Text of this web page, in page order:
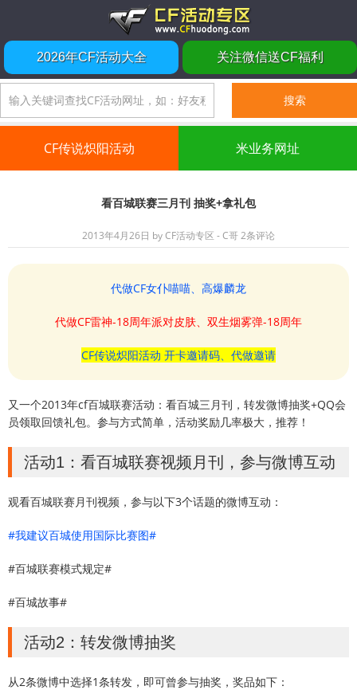
2026年CF活动大全 关注微信送CF福利
CF传说炽阳活动 米业务网址
看百城联赛三月刊 抽奖+拿礼包
2013年4月26日 byCF活动专区 - C哥2条评论
代做CF女仆喵喵、高爆麟龙
代做CF雷神-18周年派对皮肤、双生烟雾弹-18周年
CF传说炽阳活动 开卡邀请码、代做邀请
又一个2013年cf百城联赛活动：看百城三月刊，转发微博抽奖+QQ会
员领取回馈礼包。参与方式简单，活动奖励几率极大，推荐！
活动1：看百城联赛视频月刊，参与微博互动
观看百城联赛月刊视频，参与以下3个话题的微博互动：
#我建议百城使用国际比赛图#
#百城联赛模式规定#
#百城故事#
活动2：转发微博抽奖
从2条微博中选择1条转发，即可曾参与抽奖，奖品如下：